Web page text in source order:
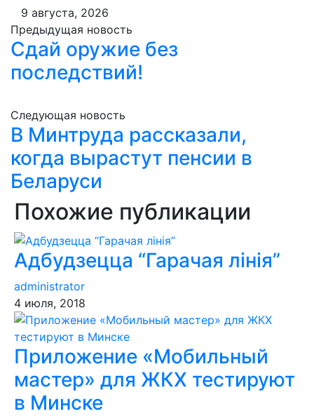
9 августа, 2026
Предыдущая новость
Сдай оружие без
последствий!
Следующая новость
В Минтруда рассказали,
когда вырастут пенсии в
Беларуси
Похожие публикации
Адбудзецца “Гарачая лінія”
administrator
4 июля, 2018
Приложение «Мобильный
мастер» для ЖКХ тестируют
в Минске